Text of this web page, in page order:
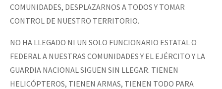
COMUNIDADES, DESPLAZARNOS A TODOS Y TOMAR
CONTROL DE NUESTRO TERRITORIO.
NO HA LLEGADO NI UN SOLO FUNCIONARIO ESTATAL O
FEDERAL A NUESTRAS COMUNIDADES Y EL EJÉRCITO Y LA
GUARDIA NACIONAL SIGUEN SIN LLEGAR. TIENEN
HELICÓPTEROS, TIENEN ARMAS, TIENEN TODO PARA